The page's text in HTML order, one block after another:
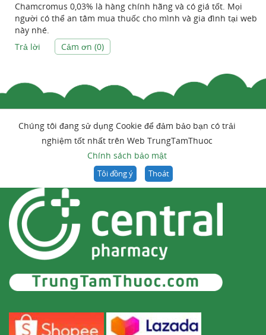
Chamcromus 0,03% là hàng chính hãng và có giá tốt. Mọi
người có thể an tâm mua thuốc cho mình và gia đình tại web
này nhé.
Trả lời
Cảm ơn (0)
Chúng tôi đang sử dụng Cookie để đảm bảo bạn có trải
nghiệm tốt nhất trên Web TrungTamThuoc
Chính sách bảo mật
Tôi đồng ý Thoát